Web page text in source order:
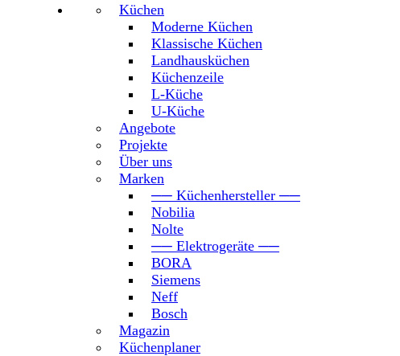
Küchen
Moderne Küchen
Klassische Küchen
Landhausküchen
Küchenzeile
L-Küche
U-Küche
Angebote
Projekte
Über uns
Marken
── Küchenhersteller ──
Nobilia
Nolte
── Elektrogeräte ──
BORA
Siemens
Neff
Bosch
Magazin
Küchenplaner